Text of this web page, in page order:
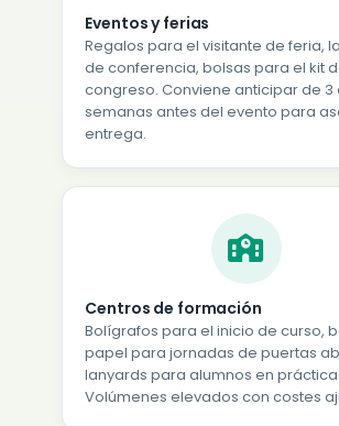
Eventos y ferias
Regalos para el visitante de feria,
de conferencia, bolsas para el kit
congreso. Conviene anticipar de 3
semanas antes del evento para
entrega.
Centros de formación
Bolígrafos para el inicio de curso,
papel para jornadas de puertas
lanyards para alumnos en
Volúmenes elevados con costes